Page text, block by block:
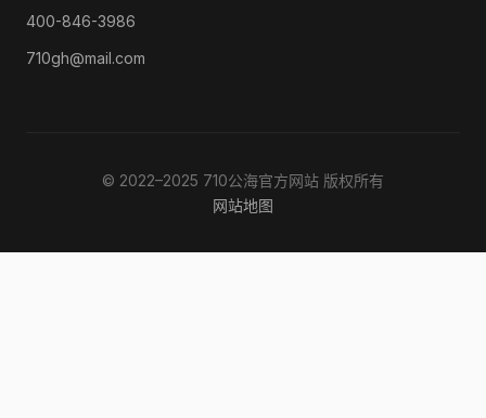
400-846-3986
710gh@mail.com
© 2022–2025 710公海官方网站 版权所有
网站地图